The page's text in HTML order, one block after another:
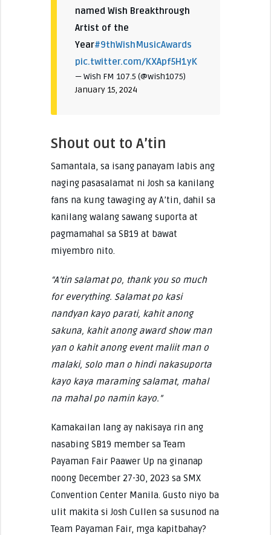
named Wish Breakthrough
Artist of the
Year#9thWishMusicAwards
pic.twitter.com/KXApf5H1yK
— Wish FM 107.5 (@wish1075)
January 15, 2024
Shout out to A’tin
Samantala, sa isang panayam labis ang
naging pasasalamat ni Josh sa kanilang
fans na kung tawaging ay A’tin, dahil sa
kanilang walang sawang suporta at
pagmamahal sa SB19 at bawat
miyembro nito.
“A’tin salamat po, thank you so much
for everything. Salamat po kasi
nandyan kayo parati, kahit anong
sakuna, kahit anong award show man
yan o kahit anong event maliit man o
malaki, solo man o hindi nakasuporta
kayo kaya maraming salamat, mahal
na mahal po namin kayo.”
Kamakailan lang ay nakisaya rin ang
nasabing SB19 member sa Team
Payaman Fair Paawer Up na ginanap
noong December 27-30, 2023 sa SMX
Convention Center Manila. Gusto niyo ba
ulit makita si Josh Cullen sa susunod na
Team Payaman Fair, mga kapitbahay?